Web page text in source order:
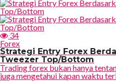
34
Forex
Strategi Entry Forex
Tweezer Top/Bottom
Trading forex bukan hanya
juga mengetahui kapan waktu